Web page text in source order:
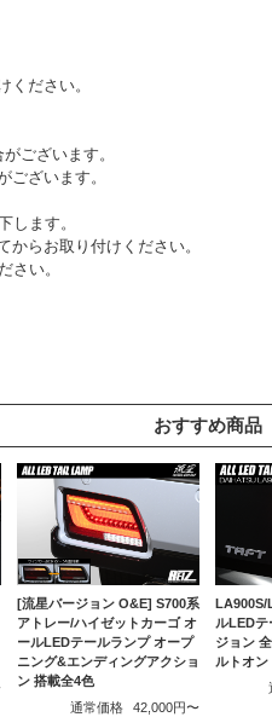
ださい。
ございます。
ざいます。
します。
らお取り付けください。
さい。
おすすめ商品
[流星バージョン O&E] S700系
アトレー/ハイゼットカーゴ オ
ールLEDテールランプ オープ
ニング&エンディングアクショ
ン 搭載全4色
通常価格
42,000円〜
LA900S/
ルLEDテ
ジョン
ルトオン